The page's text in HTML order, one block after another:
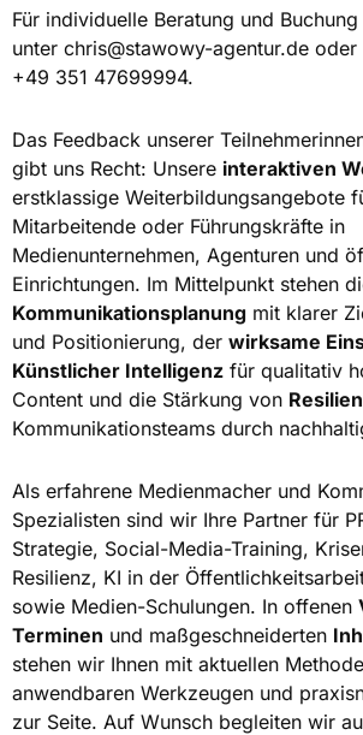
Für individuelle Beratung und
unter chris@stawowy-agentur.de oder
+49 351 47699994.
Das Feedback unserer
gibt uns Recht: Unsere interaktiven
erstklassige Weiterbildungsangebote
Mitarbeitende oder Führungskräfte in
Medienunternehmen, Agenturen und
Einrichtungen. Im Mittelpunkt stehen
Kommunikationsplanung mit klarer
und Positionierung, der wirksame
Künstlicher Intelligenz für qualitativ
Content und die Stärkung von
Kommunikationsteams durch
Als erfahrene Medienmacher und
Spezialisten sind wir Ihre Partner für
Strategie, Social-Media-Training,
Resilienz, KI in der
sowie Medien-Schulungen. In offenen
Terminen und maßgeschneiderten
stehen wir Ihnen mit aktuellen
anwendbaren Werkzeugen und
zur Seite. Auf Wunsch begleiten wir